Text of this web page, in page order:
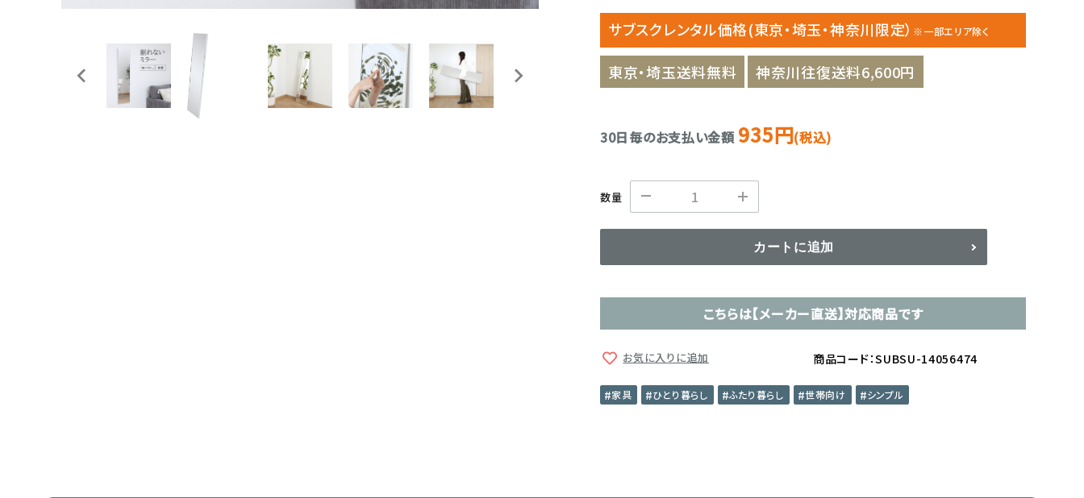
サブスクレンタル価格(東京・埼玉・神奈川限定） ※一部エリア除く
東京・埼玉送料無料 神奈川往復送料6,600円
30日毎のお支払い金額 935円(税込)
数量
カートに追加
こちらは【メーカー直送】対応商品です
お気に入りに追加 商品コード：SUBSU-14056474
家具 ひとり暮らし ふたり暮らし 世帯向け シンプル